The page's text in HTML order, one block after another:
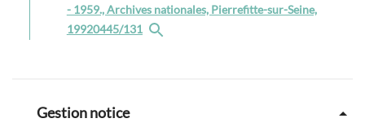
- 1959., Archives nationales, Pierrefitte-sur-Seine,
19920445/131
Gestion notice